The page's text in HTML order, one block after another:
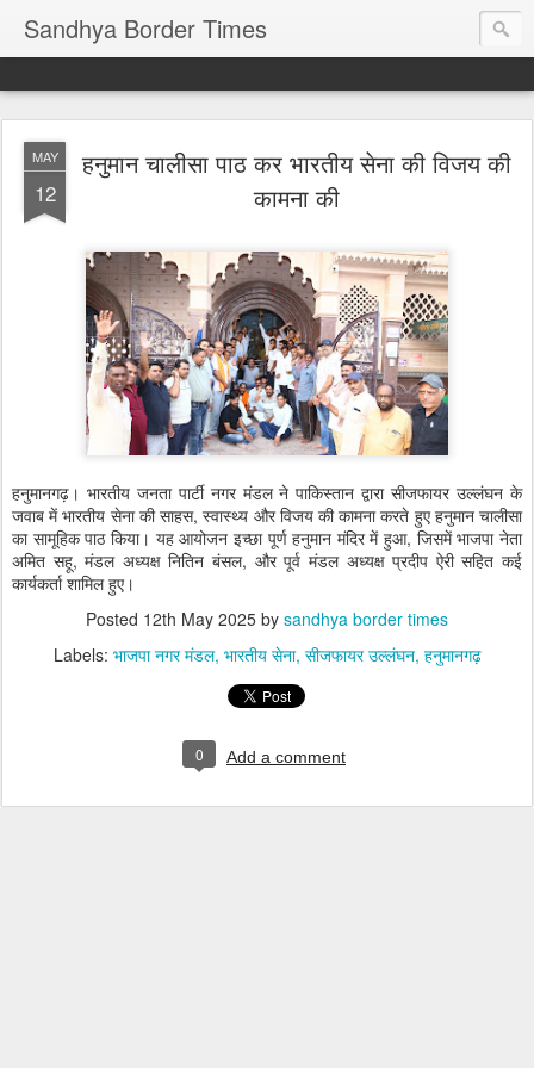
Sandhya Border Times
MAY
12
हनुमान चालीसा पाठ कर भारतीय सेना की विजय की
कामना की
हनुमानगढ़। भारतीय जनता पार्टी नगर मंडल ने पाकिस्तान द्वारा सीजफायर उल्लंघन के
जवाब में भारतीय सेना की साहस, स्वास्थ्य और विजय की कामना करते हुए हनुमान चालीसा
का सामूहिक पाठ किया। यह आयोजन इच्छा पूर्ण हनुमान मंदिर में हुआ, जिसमें भाजपा नेता
अमित सहू, मंडल अध्यक्ष नितिन बंसल, और पूर्व मंडल अध्यक्ष प्रदीप ऐरी सहित कई
कार्यकर्ता शामिल हुए।
Posted 12th May 2025 by sandhya border times
Labels: भाजपा नगर मंडल भारतीय सेना सीजफायर उल्लंघन हनुमानगढ़
0 Add a comment